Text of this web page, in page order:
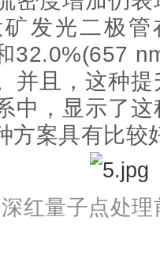
发光二极
32.0%(657
并且，这种
中，显示了
方案具有比较
红量子点处